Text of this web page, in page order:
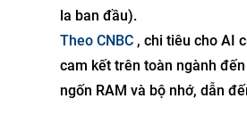
la ban đầu).
Theo CNBC , chi tiêu cho AI
cam kết trên toàn ngành
ngốn RAM và bộ nhớ, dẫn